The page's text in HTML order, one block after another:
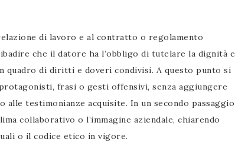
di lavoro e al contratto o regolamento
che il datore ha l’obbligo di tutelare la dignità e
quadro di diritti e doveri condivisi. A questo punto si
frasi o gesti offensivi, senza aggiungere
testimonianze acquisite. In un secondo passaggio
collaborativo o l’immagine aziendale, chiarendo
o il codice etico in vigore.